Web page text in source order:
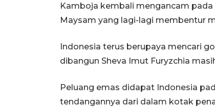
Kamboja kembali mengancam
Maysam yang lagi-lagi membentur
Indonesia terus berupaya mencari
dibangun Sheva Imut Furyzchia
Peluang emas didapat Indonesia
tendangannya dari dalam kotak